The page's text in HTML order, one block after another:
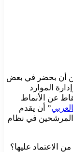
أن بحضر في بعض
الموارد
عن الأنماط
” أن يقدم
المرشحين في نظام
الاعتماد عليها؟